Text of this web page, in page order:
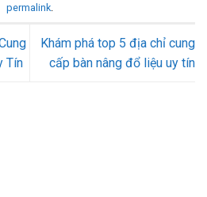
permalink.
Tín
Khám phá top 5 địa chỉ cung
cấp bàn nâng đổ liệu uy tín